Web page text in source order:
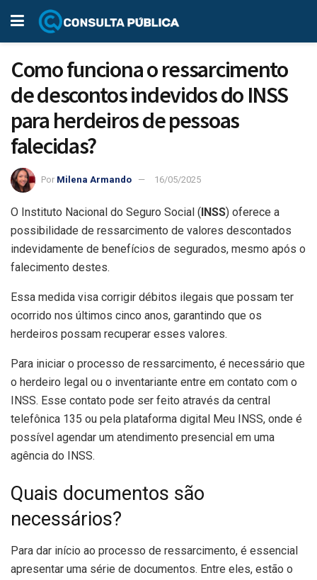
Como funciona o ressarcimento
de descontos indevidos do INSS
para herdeiros de pessoas
falecidas?
Por Milena Armando 16/05/2025
O Instituto Nacional do Seguro Social (INSS) oferece a
possibilidade de ressarcimento de valores descontados
indevidamente de benefícios de segurados, mesmo após o
falecimento destes.
Essa medida visa corrigir débitos ilegais que possam ter
ocorrido nos últimos cinco anos, garantindo que os
herdeiros possam recuperar esses valores.
Para iniciar o processo de ressarcimento, é necessário que
o herdeiro legal ou o inventariante entre em contato com o
INSS. Esse contato pode ser feito através da central
telefônica 135 ou pela plataforma digital Meu INSS, onde é
possível agendar um atendimento presencial em uma
agência do INSS.
Quais documentos são
necessários?
Para dar início ao processo de ressarcimento, é essencial
apresentar uma série de documentos. Entre eles, estão o